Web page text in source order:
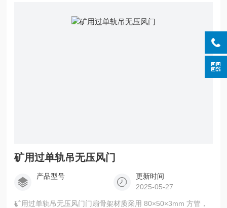
矿用过单轨吊无压风门
产品型号
更新时间
2025-05-27
矿用过单轨吊无压风门门扇骨架材质采用 80×50×3mm 方管，